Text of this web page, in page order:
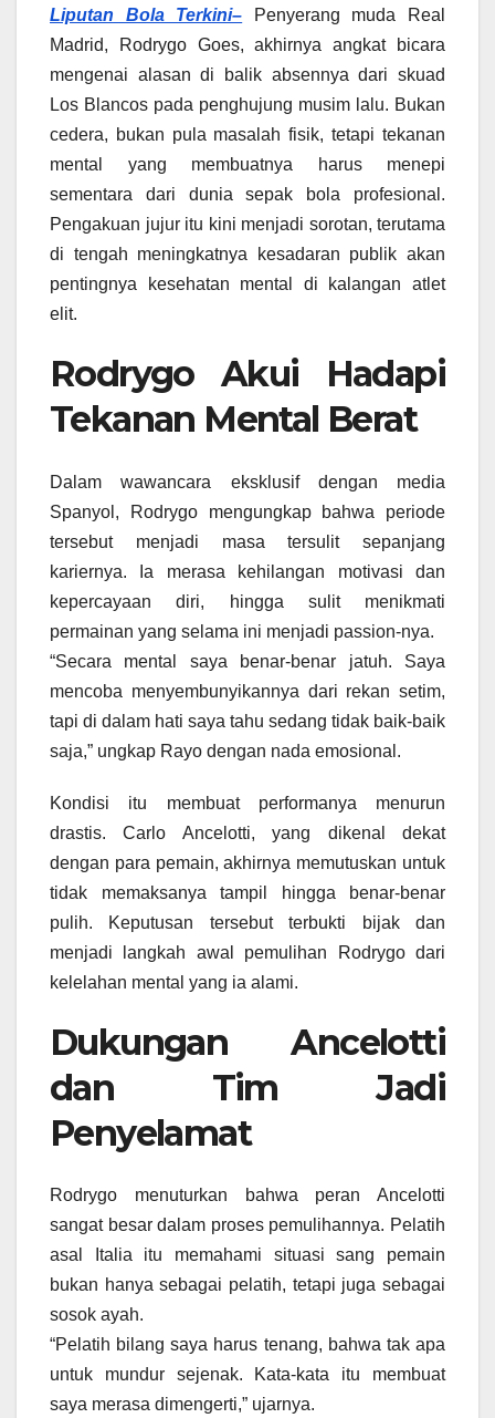
Liputan Bola Terkini– Penyerang muda Real
Madrid, Rodrygo Goes, akhirnya angkat bicara
mengenai alasan di balik absennya dari skuad
Los Blancos pada penghujung musim lalu. Bukan
cedera, bukan pula masalah fisik, tetapi tekanan
mental yang membuatnya harus menepi
sementara dari dunia sepak bola profesional.
Pengakuan jujur itu kini menjadi sorotan, terutama
di tengah meningkatnya kesadaran publik akan
pentingnya kesehatan mental di kalangan atlet
elit.
Rodrygo Akui Hadapi
Tekanan Mental Berat
Dalam wawancara eksklusif dengan media
Spanyol, Rodrygo mengungkap bahwa periode
tersebut menjadi masa tersulit sepanjang
kariernya. Ia merasa kehilangan motivasi dan
kepercayaan diri, hingga sulit menikmati
permainan yang selama ini menjadi passion-nya.
“Secara mental saya benar-benar jatuh. Saya
mencoba menyembunyikannya dari rekan setim,
tapi di dalam hati saya tahu sedang tidak baik-baik
saja,” ungkap Rayo dengan nada emosional.
Kondisi itu membuat performanya menurun
drastis. Carlo Ancelotti, yang dikenal dekat
dengan para pemain, akhirnya memutuskan untuk
tidak memaksanya tampil hingga benar-benar
pulih. Keputusan tersebut terbukti bijak dan
menjadi langkah awal pemulihan Rodrygo dari
kelelahan mental yang ia alami.
Dukungan Ancelotti
dan Tim Jadi
Penyelamat
Rodrygo menuturkan bahwa peran Ancelotti
sangat besar dalam proses pemulihannya. Pelatih
asal Italia itu memahami situasi sang pemain
bukan hanya sebagai pelatih, tetapi juga sebagai
sosok ayah.
“Pelatih bilang saya harus tenang, bahwa tak apa
untuk mundur sejenak. Kata-kata itu membuat
saya merasa dimengerti,” ujarnya.